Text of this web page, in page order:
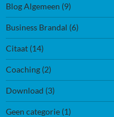
Blog Algemeen (9)
Business Brandal (6)
Citaat (14)
Coaching (2)
Download (3)
Geen categorie (1)